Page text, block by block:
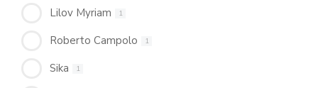
Lilov Myriam 1
Roberto Campolo 1
Sika 1